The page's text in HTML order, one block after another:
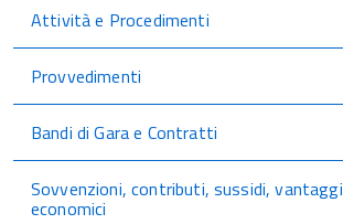
Attività e Procedimenti
Provvedimenti
Bandi di Gara e Contratti
Sovvenzioni, contributi, sussidi, vantaggi
economici